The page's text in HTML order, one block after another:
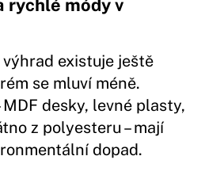
rychlé módy v
existuje ještě
se mluví méně.
desky, levné plasty,
z polyesteru – mají
dopad.